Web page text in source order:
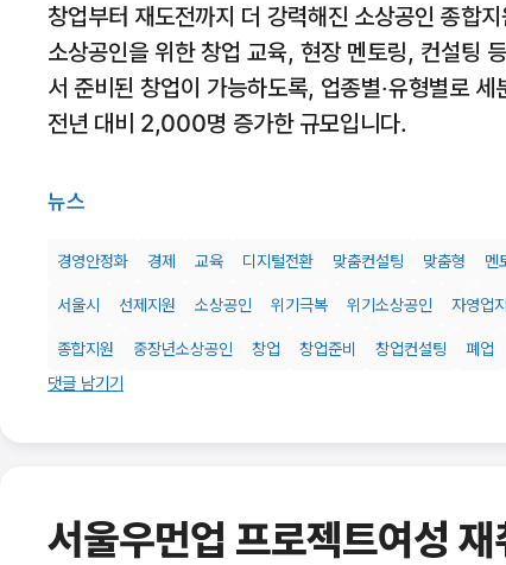
창업부터 재도전까지 더 강력해진 소상공인 종합지
소상공인을 위한 창업 교육, 현장 멘토링, 컨설팅
서 준비된 창업이 가능하도록, 업종별‧유형별로
전년 대비 2,000명 증가한 규모입니다.
뉴스
경영안정화 경제 교육 디지털전환 맞춤컨설팅 맞춤형 멘
서울시 선제지원 소상공인 위기극복 위기소상공인 자영업
종합지원 중장년소상공인 창업 창업준비 창업컨설팅 폐업
댓글 남기기
서울우먼업 프로젝트여성